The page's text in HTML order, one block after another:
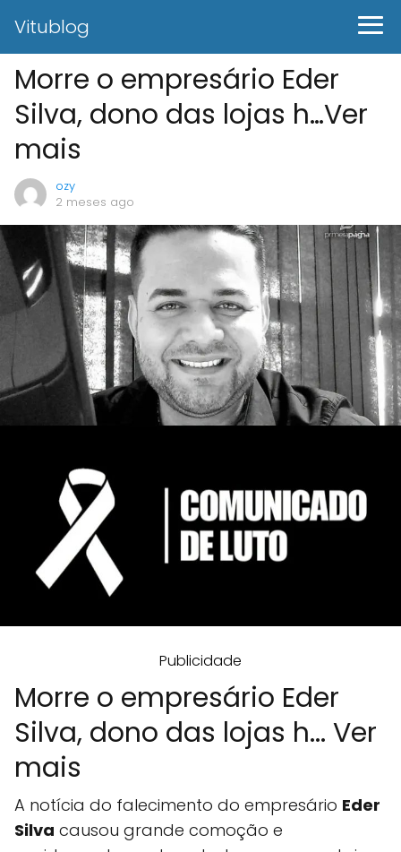
Vitublog
Morre o empresário Eder
Silva, dono das lojas h…Ver
mais
ozy
2 meses ago
Publicidade
Morre o empresário Eder
Silva, dono das lojas h... Ver
mais
A notícia do falecimento do empresário Eder
Silva causou grande comoção e